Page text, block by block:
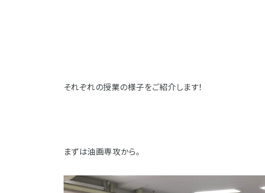
それぞれの授業の様子をご紹介します！
まずは油画専攻から。